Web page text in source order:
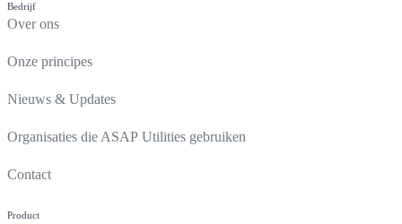
Bedrijf
Over ons
Onze principes
Nieuws & Updates
Organisaties die ASAP Utilities gebruiken
Contact
Product